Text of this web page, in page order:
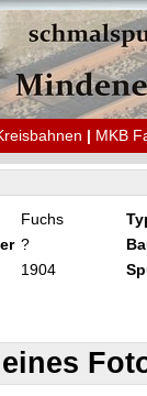
| MKB
Fuchs
?
1904